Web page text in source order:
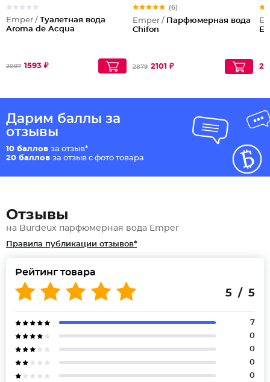
Emper / Туалетная вода
Aroma de Acqua
2097 1593 ₽
(6)
Emper / Парфюмерная вода
Chifon
2879 2101 ₽
Дарим баллы за
отзывы
10 баллов за отзыв*
20 баллов за отзыв с фото товара
Отзывы
на Burdeux парфюмерная вода Emper
Правила публикации отзывов*
Рейтинг товара
5 / 5
7
0
0
0
0